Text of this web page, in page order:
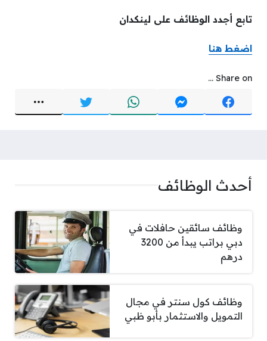
تابع أجدد الوظائف على لينكدان
اضغط هنا
Share on ...
أحدث الوظائف
وظائف سائقين حافلات في
دبي براتب يبدأ من 3200
درهم
وظائف كول سنتر في مجال
التمويل والاستثمار بأبو ظبي